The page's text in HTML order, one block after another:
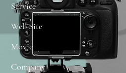
Service
Web Site
Movie
Company